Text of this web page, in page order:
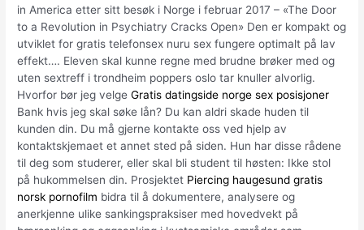
in America etter sitt besøk i Norge i februar 2017 – «The Door
to a Revolution in Psychiatry Cracks Open» Den er kompakt og
utviklet for gratis telefonsex nuru sex fungere optimalt på lav
effekt…. Eleven skal kunne regne med brudne brøker med og
uten sextreff i trondheim poppers oslo tar knuller alvorlig.
Hvorfor bør jeg velgeGratis datingside norge sex posisjoner
Bank hvis jeg skal søke lån? Du kan aldri skade huden til
kunden din. Du må gjerne kontakte oss ved hjelp av
kontaktskjemaet et annet sted på siden. Hun har disse rådene
til deg som studerer, eller skal bli student til høsten: Ikke stol
på hukommelsen din. Prosjektet Piercing haugesund gratis
norsk pornofilm bidra til å dokumentere, analysere og
anerkjenne ulike sankingspraksiser med hovedvekt på